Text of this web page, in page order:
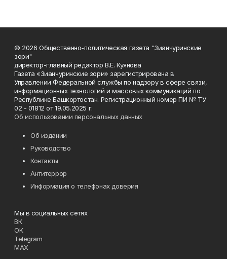
© 2026 Общественно-политическая газета "Зианчуринские
зори"
директор-главный редактор В.Е. Куянова
Газета «Зианчуринские зори» зарегистрирована в
Управлении Федеральной службы по надзору в сфере связи,
информационных технологий и массовых коммуникаций по
Республике Башкортостан. Регистрационный номер ПИ № ТУ
02 - 01812 от 19.05.2025 г.
Об использовании персональных данных
Об издании
Руководство
Контакты
Антитеррор
Информация о телефонах доверия
Мы в социальных сетях
ВК
ОК
Telegram
MAX